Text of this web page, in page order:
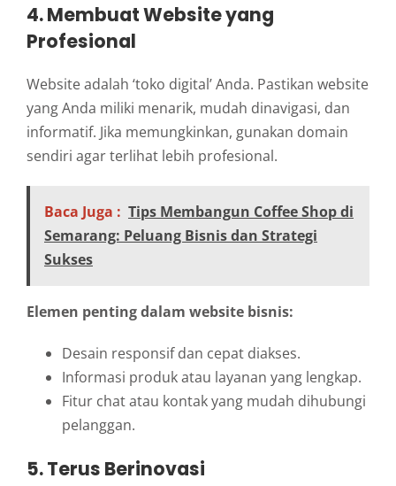
4. Membuat Website yang
Profesional
Website adalah ‘toko digital’ Anda. Pastikan website
yang Anda miliki menarik, mudah dinavigasi, dan
informatif. Jika memungkinkan, gunakan domain
sendiri agar terlihat lebih profesional.
Baca Juga : Tips Membangun Coffee Shop di
Semarang: Peluang Bisnis dan Strategi
Sukses
Elemen penting dalam website bisnis:
Desain responsif dan cepat diakses.
Informasi produk atau layanan yang lengkap.
Fitur chat atau kontak yang mudah dihubungi
pelanggan.
5. Terus Berinovasi